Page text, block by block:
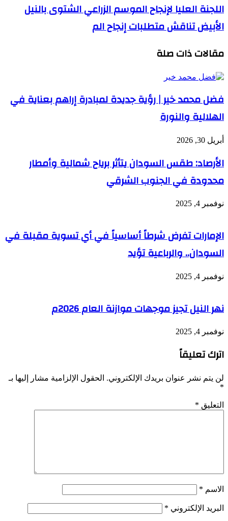
اللجنة العليا لإنجاح الموسم الزراعي الشتوى بالنيل
الأبيض تناقش متطلبات إنجاح الم
مقالات ذات صلة
فضل محمد خير | رؤية جديدة لمبادرة إراهم بعناية في
الهلالية والنورة
أبريل 30, 2026
الأرصاد: طقس السودان يتأثر برياح شمالية وأمطار
محدودة في الجنوب الشرقي
نوفمبر 4, 2025
الإمارات تفرض شرطاً أساسياً في أي تسوية مقبلة في
السودان.. والرباعية تؤيد
نوفمبر 4, 2025
نهر النيل تجيز موجهات موازنة العام 2026م
نوفمبر 4, 2025
اترك تعليقاً
لن يتم نشر عنوان بريدك الإلكتروني. الحقول الإلزامية مشار إليها بـ
*
التعليق *
الاسم *
البريد الإلكتروني *